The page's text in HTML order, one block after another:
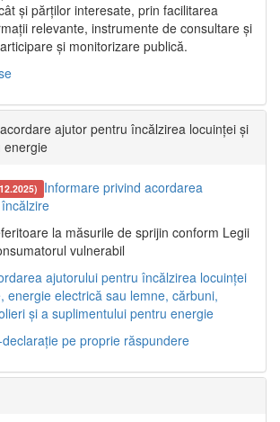
și părților interesate, prin facilitarea
relevante, instrumente de consultare și
și monitorizare publică.
ajutor pentru încălzirea locuinței și
energie
Informare privind acordarea
la măsurile de sprijin conform Legii
vulnerabil
ajutorului pentru încălzirea locuinței
energie electrică sau lemne, cărbuni,
și a suplimentului pentru energie
pe proprie răspundere